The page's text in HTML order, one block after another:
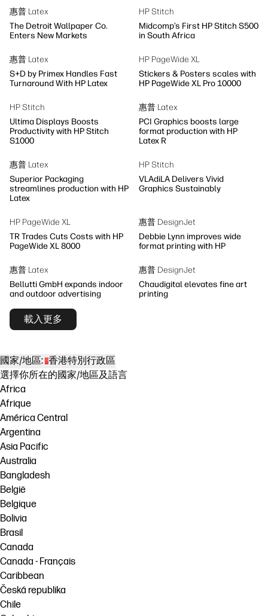
惠普 Latex
The Detroit Wallpaper Co.
Enters New Markets
HP Stitch
Midcomp’s First HP Stitch S500
in South Africa
惠普 Latex
S+D by Primex Handles Fast
Turnaround With HP Latex
HP PageWide XL
Stickers & Posters scales with
HP PageWide XL Pro 10000
HP Stitch
Ultima Displays Boosts
Productivity with HP Stitch
S1000
惠普 Latex
PCI Graphics boosts large
format production with HP
Latex R
惠普 Latex
Superior Packaging
streamlines production with HP
Latex
HP Stitch
VLAdiLA Delivers Vivid
Graphics Sustainably
HP PageWide XL
TR Trades Cuts Costs with HP
PageWide XL 8000
惠普 DesignJet
Debbie Lynn improves wide
format printing with HP
惠普 Latex
Bellutti GmbH expands indoor
and outdoor advertising
惠普 DesignJet
Chaudigital elevates fine art
printing
載入更多
國家/地區: 香港特別行政區
選擇你所在的國家/地區及語言
Africa
Afrique
América Central
Argentina
Asia Pacific
Australia
Bangladesh
België
Belgique
Bolivia
Brasil
Canada
Canada - Français
Caribbean
Česká republika
Chile